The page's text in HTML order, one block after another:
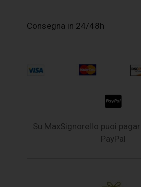
Consegna in 24/48h
Su MaxSignorello puoi
PayPal